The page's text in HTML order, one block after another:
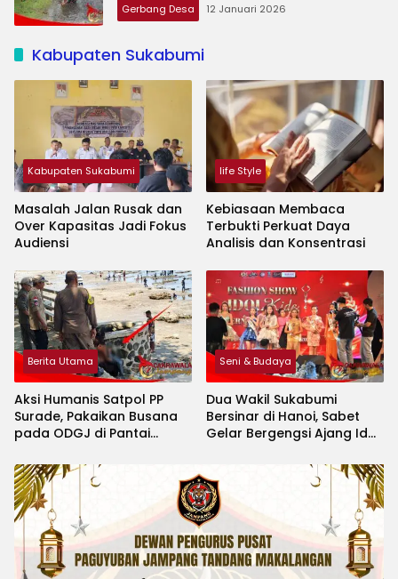
Gerbang Desa 12 Januari 2026
Kabupaten Sukabumi
Kabupaten Sukabumi
Masalah Jalan Rusak dan
Over Kapasitas Jadi Fokus
Audiensi
life Style
Kebiasaan Membaca
Terbukti Perkuat Daya
Analisis dan Konsentrasi
Berita Utama
Aksi Humanis Satpol PP
Surade, Pakaikan Busana
pada ODGJ di Pantai
Seni & Budaya
Dua Wakil Sukabumi
Bersinar di Hanoi, Sabet
Gelar Bergengsi Ajang Idol